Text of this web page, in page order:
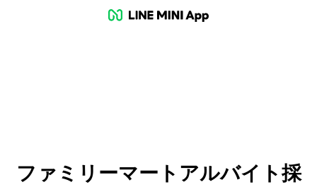
ファミリーマートアルバイト採